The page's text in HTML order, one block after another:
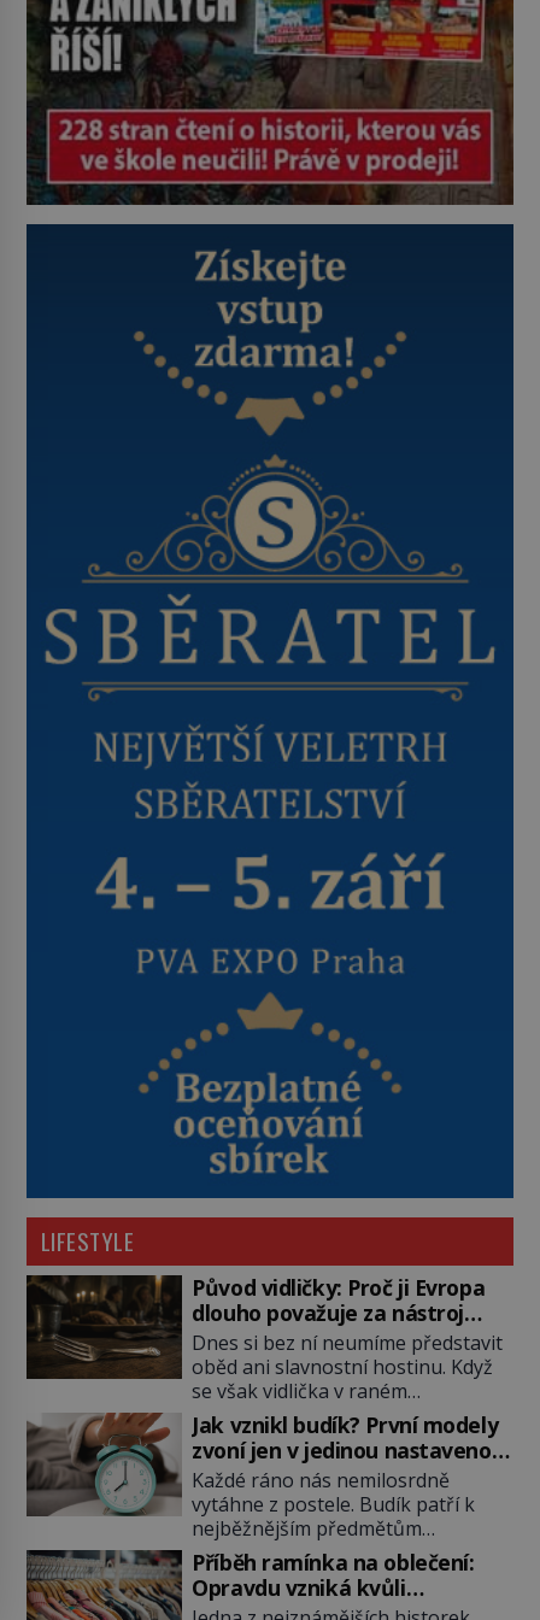
LIFESTYLE
Původ vidličky: Proč ji Evropa
dlouho považuje za nástroj
samotného satana?
Dnes si bez ní neumíme představit
oběd ani slavnostní hostinu. Když
se však vidlička v raném
středověku objevuje na evropských
stolech, vzbuzuje pohoršení,
posměch i strach. Mnozí duchovní ji
označují za projev pýchy a
zbytečného přepychu, někteří
dokonce za nástroj ďábla. Trvá
téměř sedm století, než se z
opovrhovaného předmětu stává
nepostradatelná součást stolování.
Jak vznikl budík? První modely
zvoní jen v jedinou nastavenou
hodinu
Každé ráno nás nemilosrdně
vytáhne z postele. Budík patří k
nejběžnějším předmětům
domácnosti, jeho cesta k dnešní
podobě je ale překvapivě dlouhá.
První lidé se probouzejí podle
Příběh ramínka na oblečení:
Opravdu vzniká kvůli
zapomenutému kabátu?